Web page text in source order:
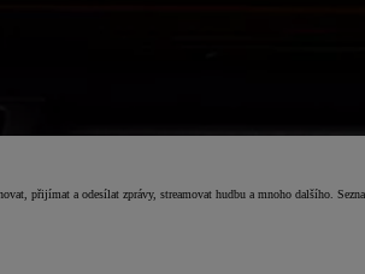
přijímat a odesílat zprávy, streamovat hudbu a mnoho dalšího.